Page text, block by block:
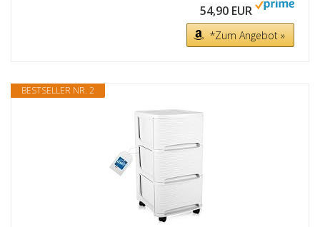
54,90 EUR
*Zum Angebot »
BESTSELLER NR. 2